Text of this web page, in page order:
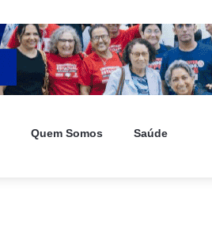
Quem Somos Saúde